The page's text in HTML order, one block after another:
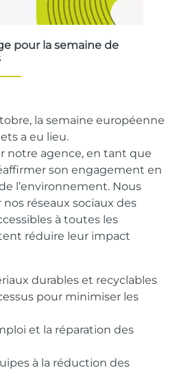
pour la semaine de
la semaine européenne
a eu lieu.
notre agence, en tant que
son engagement en
l’environnement. Nous
réseaux sociaux des
à toutes les
réduire leur impact
durables et recyclables
pour minimiser les
et la réparation des
à la réduction des